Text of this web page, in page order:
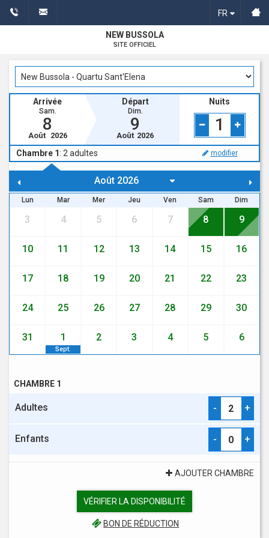
NEW BUSSOLA
SITE OFFICIEL
FR
Arrivée
Sam.
8
Août 2026
Départ
Dim.
9
Août 2026
Nuits
1
Chambre 1 : 2 adultes modifier
Lun Mar Mer Jeu Ven Sam Dim
3 4 5 6 7 8 9
10 11 12 13 14 15 16
17 18 19 20 21 22 23
24 25 26 27 28 29 30
31 1
Sept.
2 3 4 5 6
CHAMBRE 1
Adultes - +
Enfants - +
AJOUTER CHAMBRE
VÉRIFIER LA DISPONIBILITÉ
BON DE RÉDUCTION